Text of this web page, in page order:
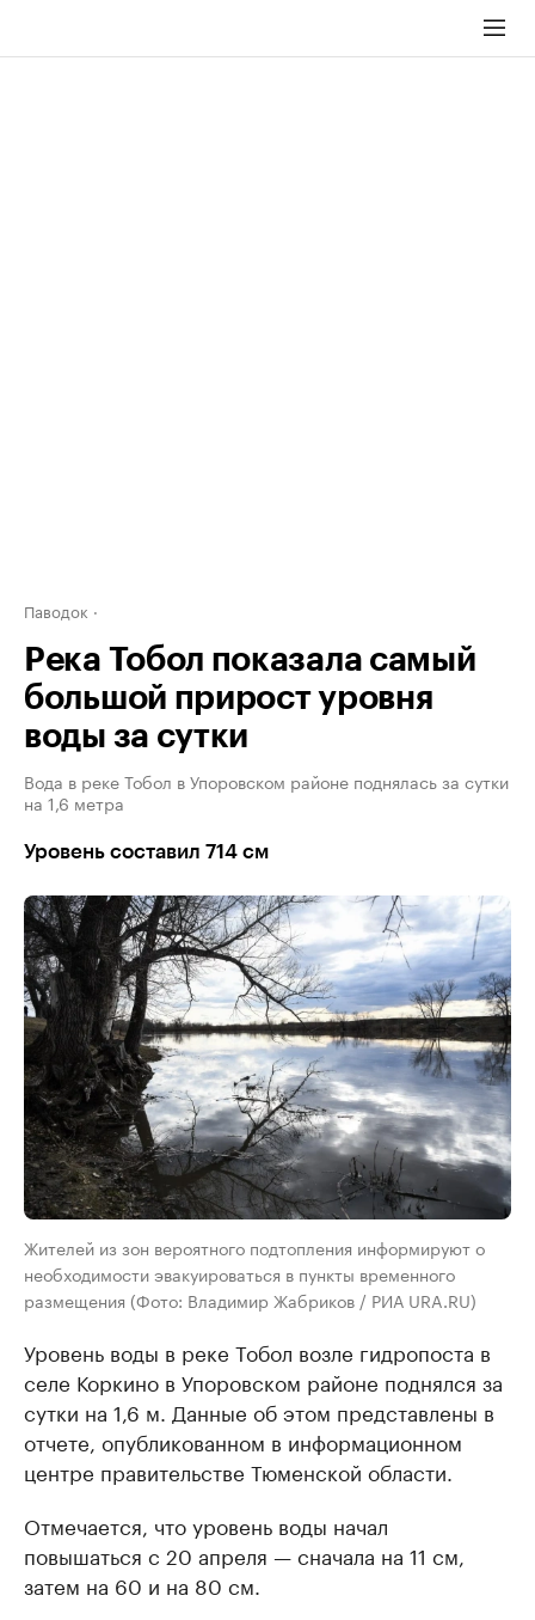
Паводок
Река Тобол показала самый
большой прирост уровня
воды за сутки
Вода в реке Тобол в Упоровском районе поднялась за сутки
на 1,6 метра
Уровень составил 714 см
Жителей из зон вероятного подтопления информируют о
необходимости эвакуироваться в пункты временного
размещения (Фото: Владимир Жабриков / РИА URA.RU)
Уровень воды в реке Тобол возле гидропоста в
селе Коркино в Упоровском районе поднялся за
сутки на 1,6 м. Данные об этом представлены в
отчете, опубликованном в информационном
центре правительстве Тюменской области.
Отмечается, что уровень воды начал
повышаться с 20 апреля — сначала на 11 см,
затем на 60 и на 80 см.